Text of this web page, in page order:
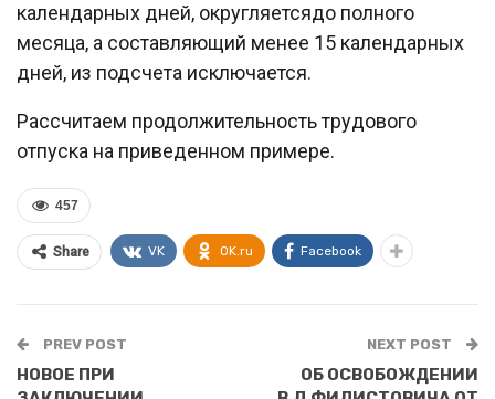
календарных дней, округляетсядо полного
месяца, а составляющий менее 15 календарных
дней, из подсчета исключается.
Рассчитаем продолжительность трудового
отпуска на приведенном примере.
457
Share VK OK.ru Facebook
PREV POST
НОВОЕ ПРИ
NEXT POST
ОБ ОСВОБОЖДЕНИИ